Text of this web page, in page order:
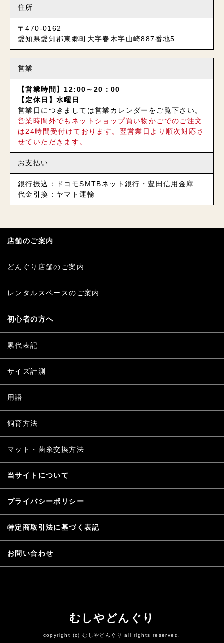
住所
〒470-0162
愛知県愛知郡東郷町大字春木字山崎887番地5
営業
【営業時間】12:00～20：00
【定休日】水曜日
営業日につきましては営業カレンダーをご覧下さい。
営業時間外でもネットショップ買い物かごでのご注文
は24時間受付けております。翌営業日より順次対応さ
せていただきます。
お支払い
銀行振込：ドコモSMTBネット銀行・豊田信用金庫
代金引換：ヤマト運輸
店舗のご案内
どんぐり店舗のご案内
レンタルスペースのご案内
初心者の方へ
累代表記
サイズ計測
用語
飼育方法
マット・菌糸交換方法
当サイトについて
プライバシーポリシー
特定商取引法に基づく表記
お問い合わせ
むしやどんぐり
copyright (c) むしやどんぐり all rights reserved.